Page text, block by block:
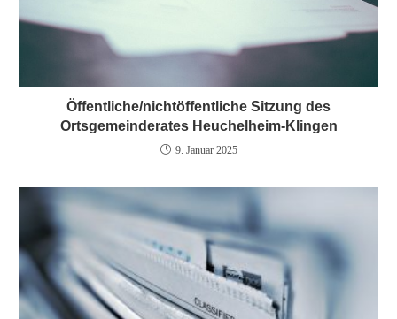
Öffentliche/nichtöffentliche Sitzung des
Ortsgemeinderates Heuchelheim-Klingen
9. Januar 2025